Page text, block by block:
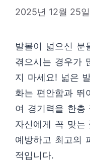
2025년 12월 25일
발볼이 넓으신 분
겪으시는 경우가
지 마세요! 넓은
화는 편안함과 뛰
여 경기력을 한층
자신에게 꼭 맞는
예방하고 최고의
적입니다.